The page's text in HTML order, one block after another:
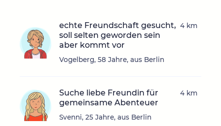
echte Freundschaft gesucht,
soll selten geworden sein
aber kommt vor
Vogelberg, 58 Jahre, aus Berlin
4 km
Suche liebe Freundin für
gemeinsame Abenteuer
Svenni, 25 Jahre, aus Berlin
4 km